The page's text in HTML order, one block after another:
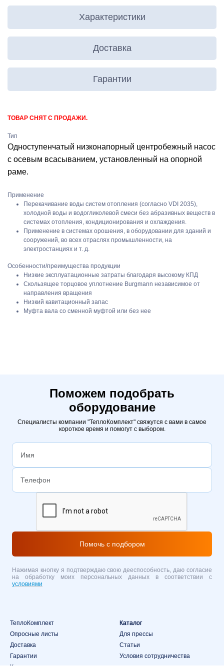
Характеристики
Доставка
Гарантии
ТОВАР СНЯТ С ПРОДАЖИ.
Тип
Одноступенчатый низконапорный центробежный насос
с осевым всасыванием, установленный на опорной
раме.
Применение
Перекачивание воды систем отопления (согласно VDI 2035),
холодной воды и водогликолевой смеси без абразивных веществ в
системах отопления, кондиционирования и охлаждения.
Применение в системах орошения, в оборудовании для зданий и
сооружений, во всех отраслях промышленности, на
электростанциях и т. д.
Особенности/преимущества продукции
Низкие эксплуатационные затраты благодаря высокому КПД
Скользящее торцовое уплотнение Burgmann независимое от
направления вращения
Низкий кавитационный запас
Муфта вала со сменной муфтой или без нее
Поможем подобрать
оборудование
Специалисты компании "ТеплоКомплект" свяжутся с вами в самое
короткое время и помогут с выбором.
Помочь с подбором
Нажимая кнопку я подтверждаю свою дееспособность, даю согласие
на обработку моих персональных данных в соответствии с
условиями
ТеплоКомплект
Каталог
Опросные листы
Для прессы
Доставка
Статьи
Гарантии
Условия сотрудничества
Контакты